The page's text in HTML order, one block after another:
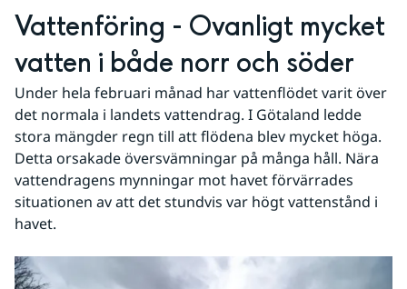
Vattenföring - Ovanligt mycket
vatten i både norr och söder
Under hela februari månad har vattenflödet varit över
det normala i landets vattendrag. I Götaland ledde
stora mängder regn till att flödena blev mycket höga.
Detta orsakade översvämningar på många håll. Nära
vattendragens mynningar mot havet förvärrades
situationen av att det stundvis var högt vattenstånd i
havet.